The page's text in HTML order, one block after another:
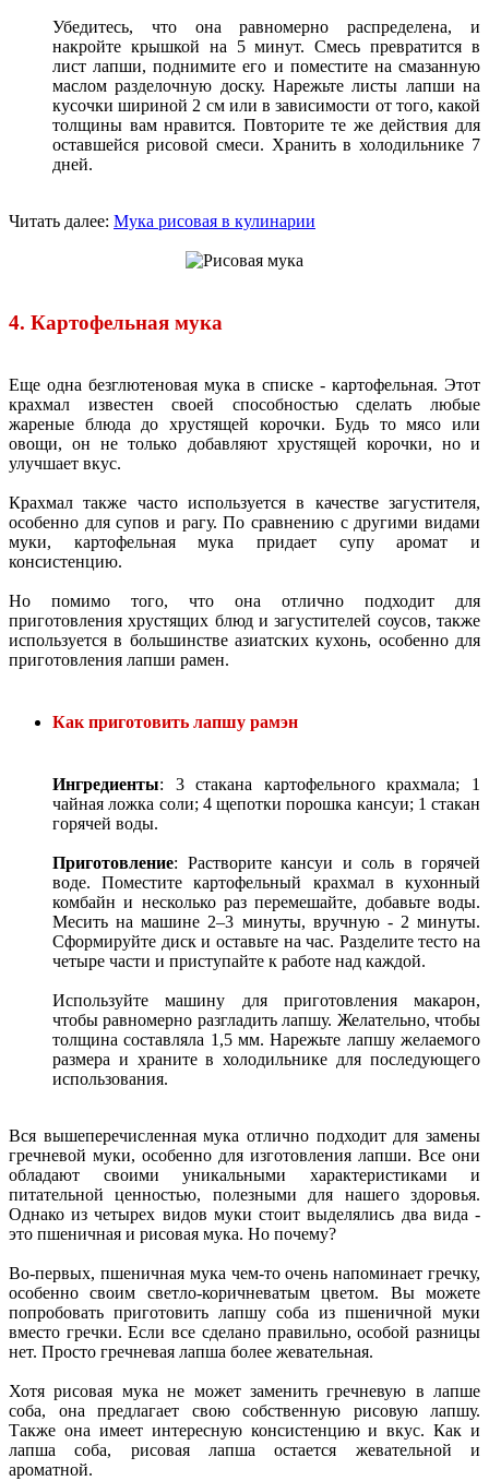
Убедитесь, что она равномерно распределена, и
накройте крышкой на 5 минут. Смесь превратится в
лист лапши, поднимите его и поместите на смазанную
маслом разделочную доску. Нарежьте листы лапши на
кусочки шириной 2 см или в зависимости от того, какой
толщины вам нравится. Повторите те же действия для
оставшейся рисовой смеси. Хранить в холодильнике 7
дней.
Читать далее: Мука рисовая в кулинарии
4. Картофельная мука
Еще одна безглютеновая мука в списке - картофельная. Этот
крахмал известен своей способностью сделать любые
жареные блюда до хрустящей корочки. Будь то мясо или
овощи, он не только добавляют хрустящей корочки, но и
улучшает вкус.
Крахмал также часто используется в качестве загустителя,
особенно для супов и рагу. По сравнению с другими видами
муки, картофельная мука придает супу аромат и
консистенцию.
Но помимо того, что она отлично подходит для
приготовления хрустящих блюд и загустителей соусов, также
используется в большинстве азиатских кухонь, особенно для
приготовления лапши рамен.
Как приготовить лапшу рамэн
Ингредиенты: 3 стакана картофельного крахмала; 1
чайная ложка соли; 4 щепотки порошка кансуи; 1 стакан
горячей воды.
Приготовление: Растворите кансуи и соль в горячей
воде. Поместите картофельный крахмал в кухонный
комбайн и несколько раз перемешайте, добавьте воды.
Месить на машине 2–3 минуты, вручную - 2 минуты.
Сформируйте диск и оставьте на час. Разделите тесто на
четыре части и приступайте к работе над каждой.
Используйте машину для приготовления макарон,
чтобы равномерно разгладить лапшу. Желательно, чтобы
толщина составляла 1,5 мм. Нарежьте лапшу желаемого
размера и храните в холодильнике для последующего
использования.
Вся вышеперечисленная мука отлично подходит для замены
гречневой муки, особенно для изготовления лапши. Все они
обладают своими уникальными характеристиками и
питательной ценностью, полезными для нашего здоровья.
Однако из четырех видов муки стоит выделялись два вида -
это пшеничная и рисовая мука. Но почему?
Во-первых, пшеничная мука чем-то очень напоминает гречку,
особенно своим светло-коричневатым цветом. Вы можете
попробовать приготовить лапшу соба из пшеничной муки
вместо гречки. Если все сделано правильно, особой разницы
нет. Просто гречневая лапша более жевательная.
Хотя рисовая мука не может заменить гречневую в лапше
соба, она предлагает свою собственную рисовую лапшу.
Также она имеет интересную консистенцию и вкус. Как и
лапша соба, рисовая лапша остается жевательной и
ароматной.